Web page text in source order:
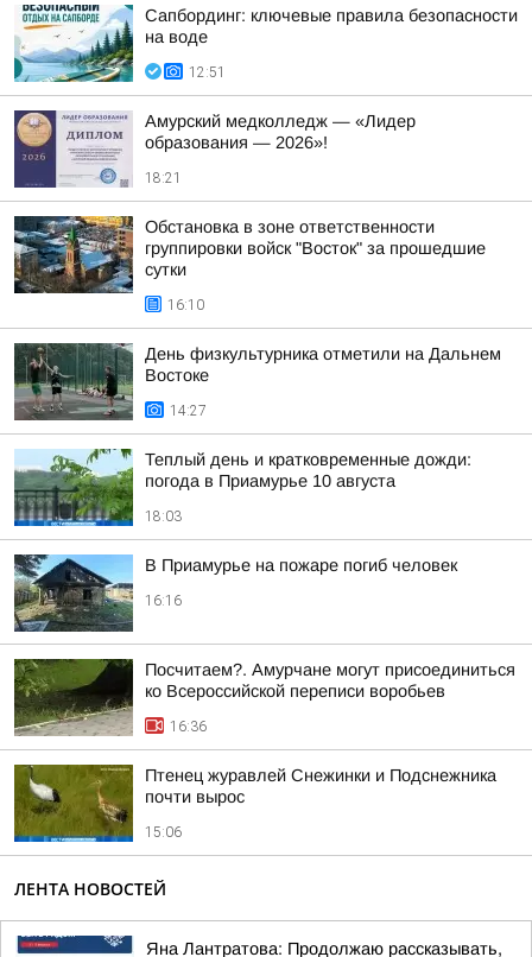
Сапбординг: ключевые правила безопасности
на воде
12:51
Амурский медколледж — «Лидер
образования — 2026»!
18:21
Обстановка в зоне ответственности
группировки войск "Восток" за прошедшие
сутки
16:10
День физкультурника отметили на Дальнем
Востоке
14:27
Теплый день и кратковременные дожди:
погода в Приамурье 10 августа
18:03
В Приамурье на пожаре погиб человек
16:16
Посчитаем?. Амурчане могут присоединиться
ко Всероссийской переписи воробьев
16:36
Птенец журавлей Снежинки и Подснежника
почти вырос
15:06
ЛЕНТА НОВОСТЕЙ
Яна Лантратова: Продолжаю рассказывать,